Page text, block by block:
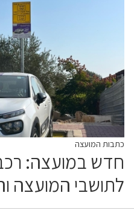
כתבות המועצה
חדש במועצה:
לתושבי המועצה